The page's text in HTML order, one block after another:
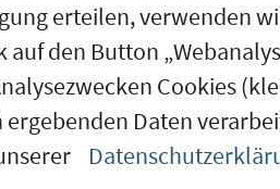
erteilen, verwenden
auf den Button
Cookies
ergebenden Daten